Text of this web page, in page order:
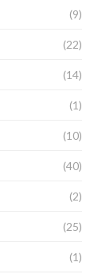
(9)
(22)
(14)
(1)
(10)
(40)
(2)
(25)
(1)